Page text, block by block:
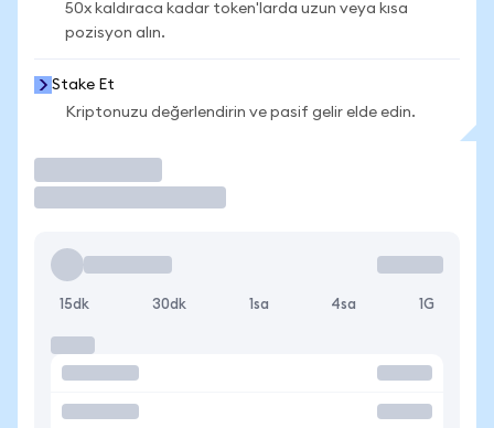
50x kaldıraca kadar token'larda uzun veya kısa
pozisyon alın.
Stake Et
Kriptonuzu değerlendirin ve pasif gelir elde edin.
15dk 30dk 1sa 4sa 1G